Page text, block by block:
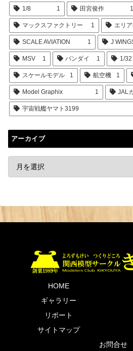
1/8 1 田宮俊作 1
マックスファクトリー 1 エリ
SCALE AVIATION 1 J
MSV 1 バンダイ 1 1/32
スケールモデル 1 航空機 1
Model Graphix 1 JAL
宇宙戦艦ヤマト3199
アーカイブ
HOME
ギャラリー
リポート
サイトマップ
お問合せ